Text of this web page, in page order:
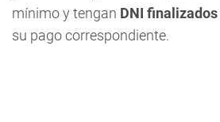
mínimo y tengan DNI finalizados
su pago correspondiente.